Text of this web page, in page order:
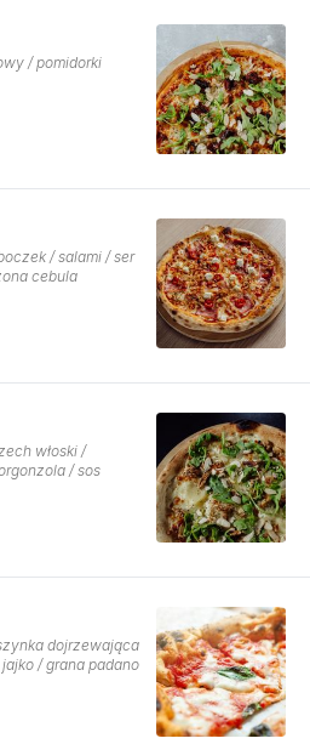
/ pomidorki
/ salami / ser
cebula
włoski /
/ sos
dojrzewająca
/ grana padano